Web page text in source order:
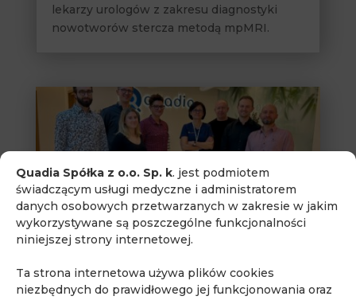
Quadia Spółka z o.o. Sp. k. jest podmiotem
świadczącym usługi medyczne i administratorem
danych osobowych przetwarzanych w zakresie w jakim
wykorzystywane są poszczególne funkcjonalności
niniejszej strony internetowej.
Ta strona internetowa używa plików cookies
niezbędnych do prawidłowego jej funkcjonowania oraz
lekarzy urologów z zakresu diagnostyki
nowotworów stercza metodą mpMRI.
53. edycja „Kursu podstawowego